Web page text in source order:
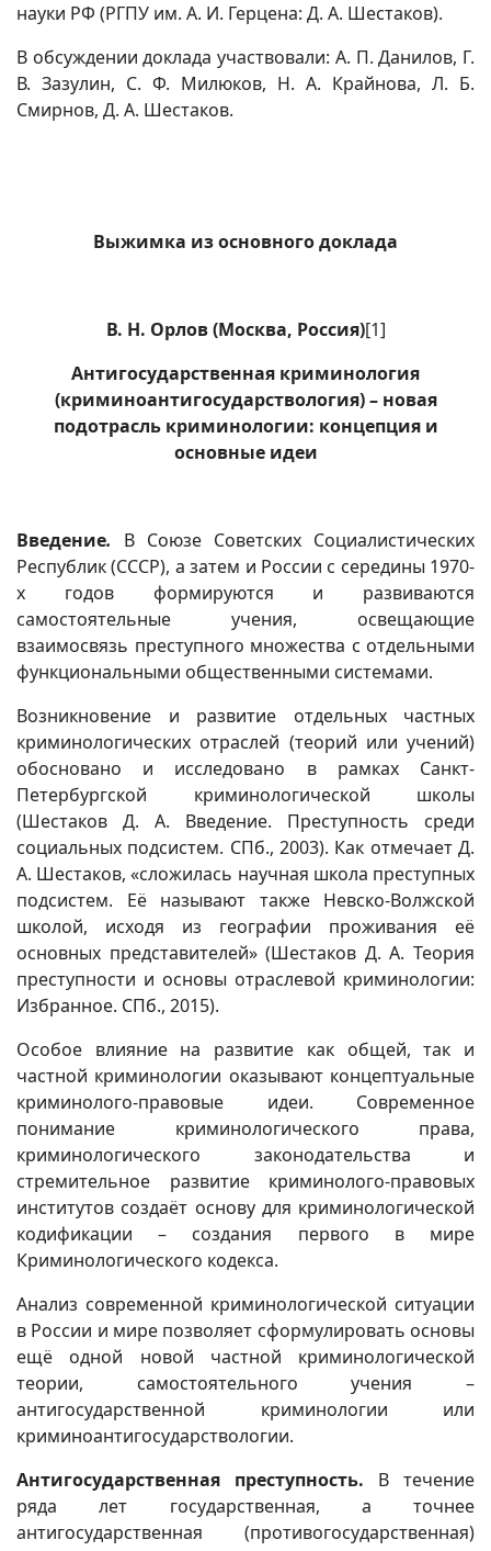
науки РФ (РГПУ им. А. И. Герцена: Д. А. Шестаков).
В обсуждении доклада участвовали: А. П. Данилов, Г.
В. Зазулин, С. Ф. Милюков, Н. А. Крайнова, Л. Б.
Смирнов, Д. А. Шестаков.
Выжимка из основного доклада
В. Н. Орлов(Москва, Россия)[1]
Антигосударственная криминология
(криминоантигосударствология) – новая
подотрасль криминологии: концепция и
основные идеи
Введение. В Союзе Советских Социалистических
Республик (СССР), а затем и России с середины 1970-
х годов формируются и развиваются
самостоятельные учения, освещающие
взаимосвязь преступного множества с отдельными
функциональными общественными системами.
Возникновение и развитие отдельных частных
криминологических отраслей (теорий или учений)
обосновано и исследовано в рамках Санкт-
Петербургской криминологической школы
(Шестаков Д. А. Введение. Преступность среди
социальных подсистем. СПб., 2003). Как отмечает Д.
А. Шестаков, «сложилась научная школа преступных
подсистем. Её называют также Невско-Волжской
школой, исходя из географии проживания её
основных представителей» (Шестаков Д. А. Теория
преступности и основы отраслевой криминологии:
Избранное. СПб., 2015).
Особое влияние на развитие как общей, так и
частной криминологии оказывают концептуальные
криминолого-правовые идеи. Современное
понимание криминологического права,
криминологического законодательства и
стремительное развитие криминолого-правовых
институтов создаёт основу для криминологической
кодификации – создания первого в мире
Криминологического кодекса.
Анализ современной криминологической ситуации
в России и мире позволяет сформулировать основы
ещё одной новой частной криминологической
теории, самостоятельного учения –
антигосударственной криминологии или
криминоантигосударствологии.
Антигосударственная преступность. В течение
ряда лет государственная, а точнее
антигосударственная (противогосударственная)